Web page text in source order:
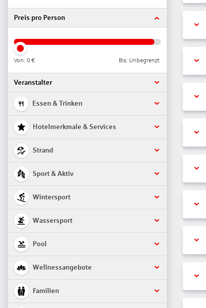
Preis pro Person
Von: 0 € Bis: Unbegrenzt
Veranstalter
Essen & Trinken
Hotelmerkmale & Services
Strand
Sport & Aktiv
Wintersport
Wassersport
Pool
Wellnessangebote
Familien